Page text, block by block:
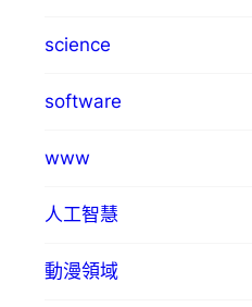
science
software
www
人工智慧
動漫領域